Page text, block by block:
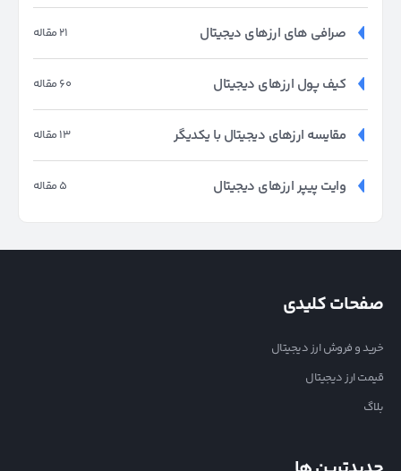
21 مقاله صرافی های ارزهای دیجیتال
60 مقاله کیف پول ارزهای دیجیتال
13 مقاله مقایسه ارزهای دیجیتال با یکدیگر
5 مقاله وایت پیپر ارزهای دیجیتال
صفحات کلیدی
خرید و فروش ارز دیجیتال
قیمت ارز دیجیتال
بلاگ